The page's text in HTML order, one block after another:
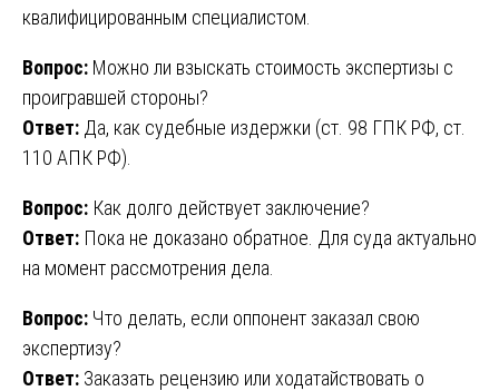
квалифицированным специалистом.
Вопрос: Можно ли взыскать стоимость экспертизы с
проигравшей стороны?
Ответ: Да, как судебные издержки (ст. 98 ГПК РФ, ст.
110 АПК РФ).
Вопрос: Как долго действует заключение?
Ответ: Пока не доказано обратное. Для суда актуально
на момент рассмотрения дела.
Вопрос: Что делать, если оппонент заказал свою
экспертизу?
Ответ: Заказать рецензию или ходатайствовать о